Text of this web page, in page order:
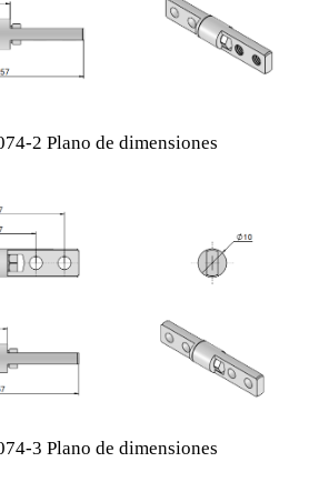
2 Plano de dimensiones
3 Plano de dimensiones